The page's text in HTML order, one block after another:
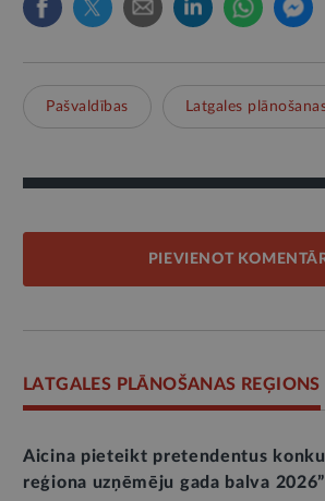
Pašvaldības Latgales
PIEVIENOT
LATGALES PLĀNOŠANAS REĢIONS
Aicina pieteikt pretendentus
reģiona uzņēmēju gada balva 2026”